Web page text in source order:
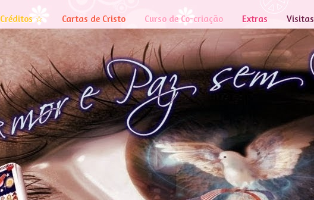
Créditos ☆ Cartas de Cristo Curso de Co-criação Extras Visitas